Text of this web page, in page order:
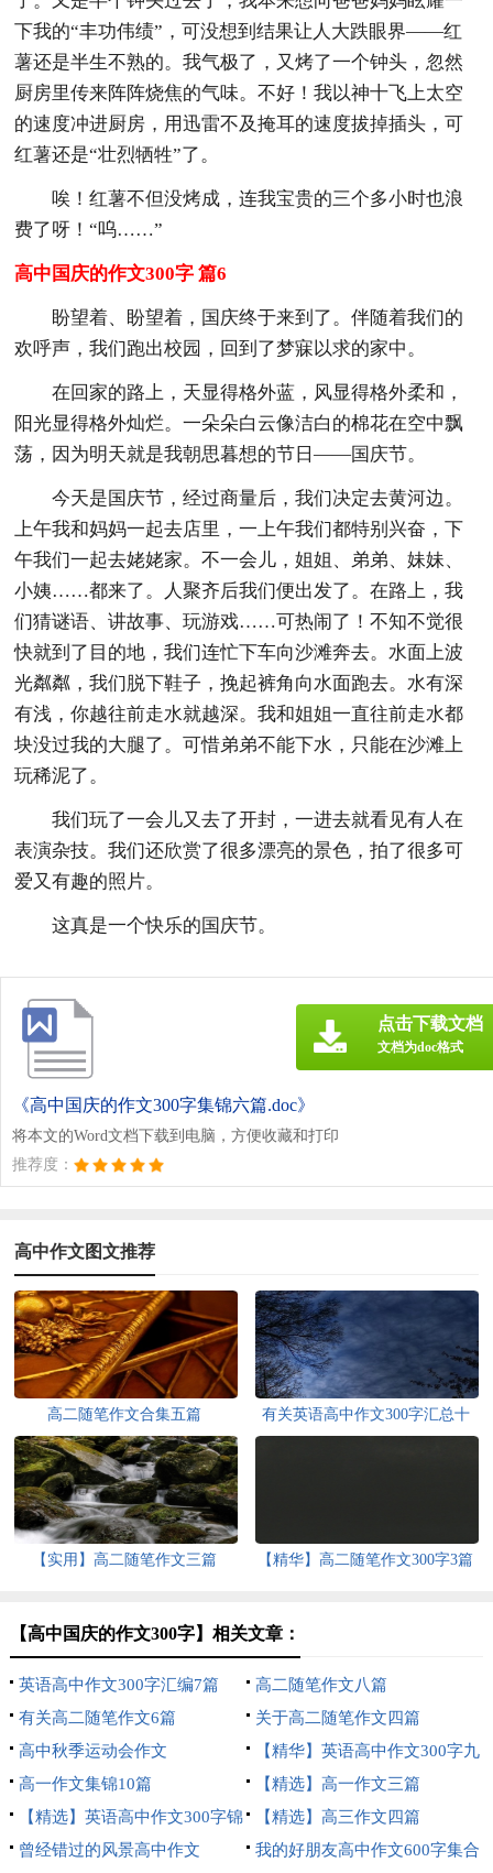
下我的“丰功伟绩”，可没想到结果让人大跌眼界——红
薯还是半生不熟的。我气极了，又烤了一个钟头，忽然
厨房里传来阵阵烧焦的气味。不好！我以神十飞上太空
的速度冲进厨房，用迅雷不及掩耳的速度拔掉插头，可
红薯还是“壮烈牺牲”了。
唉！红薯不但没烤成，连我宝贵的三个多小时也浪
费了呀！“呜……”
高中国庆的作文300字 篇6
盼望着、盼望着，国庆终于来到了。伴随着我们的
欢呼声，我们跑出校园，回到了梦寐以求的家中。
在回家的路上，天显得格外蓝，风显得格外柔和，
阳光显得格外灿烂。一朵朵白云像洁白的棉花在空中飘
荡，因为明天就是我朝思暮想的节日——国庆节。
今天是国庆节，经过商量后，我们决定去黄河边。
上午我和妈妈一起去店里，一上午我们都特别兴奋，下
午我们一起去姥姥家。不一会儿，姐姐、弟弟、妹妹、
小姨……都来了。人聚齐后我们便出发了。在路上，我
们猜谜语、讲故事、玩游戏……可热闹了！不知不觉很
快就到了目的地，我们连忙下车向沙滩奔去。水面上波
光粼粼，我们脱下鞋子，挽起裤角向水面跑去。水有深
有浅，你越往前走水就越深。我和姐姐一直往前走水都
块没过我的大腿了。可惜弟弟不能下水，只能在沙滩上
玩稀泥了。
我们玩了一会儿又去了开封，一进去就看见有人在
表演杂技。我们还欣赏了很多漂亮的景色，拍了很多可
爱又有趣的照片。
这真是一个快乐的国庆节。
《高中国庆的作文300字集锦六篇.doc》
将本文的Word文档下载到电脑，方便收藏和打印
推荐度：
点击下载文档
文档为doc格式
高中作文图文推荐
高二随笔作文合集五篇
有关英语高中作文300字汇总十
【实用】高二随笔作文三篇 【精华】高二随笔作文300字3篇
【高中国庆的作文300字】相关文章：
英语高中作文300字汇编7篇
高二随笔作文八篇
有关高二随笔作文6篇
关于高二随笔作文四篇
高中秋季运动会作文
【精华】英语高中作文300字九
篇
高一作文集锦10篇
【精选】高一作文三篇
【精选】英语高中作文300字锦
集八篇
【精选】高三作文四篇
曾经错过的风景高中作文
我的好朋友高中作文600字集合